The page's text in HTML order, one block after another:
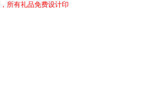
所有礼品免费设计印